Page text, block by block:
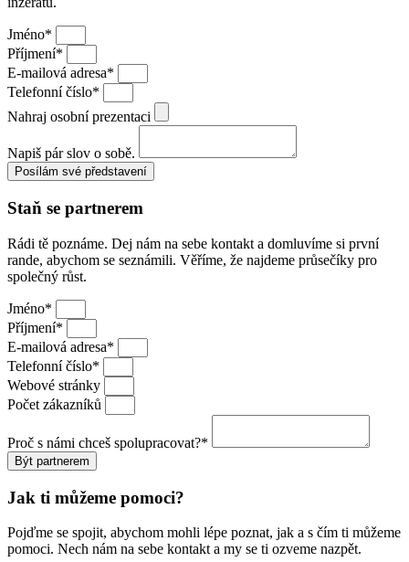
Jméno*
Příjmení*
E-mailová adresa*
Telefonní číslo*
Nahraj osobní prezentaci
Napiš pár slov o sobě.
Posílám své představení
Staň se partnerem
Rádi tě poznáme. Dej nám na sebe kontakt a domluvíme si první
rande, abychom se seznámili. Věříme, že najdeme průsečíky pro
společný růst.
Jméno*
Příjmení*
E-mailová adresa*
Telefonní číslo*
Webové stránky
Počet zákazníků
Proč s námi chceš spolupracovat?*
Být partnerem
Jak ti můžeme pomoci?
Pojďme se spojit, abychom mohli lépe poznat, jak a s čím ti můžeme
pomoci. Nech nám na sebe kontakt a my se ti ozveme nazpět.